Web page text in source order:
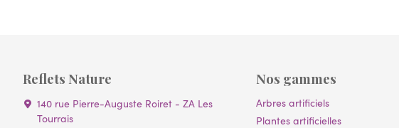
Reflets Nature
140 rue Pierre-Auguste Roiret - ZA Les
Tourrais
Nos gammes
Arbres artificiels
Plantes artificielles